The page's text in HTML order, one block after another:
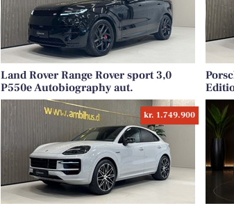
Land Rover Range Rover sport 3,0
P550e Autobiography aut.
kr. 1.749.900